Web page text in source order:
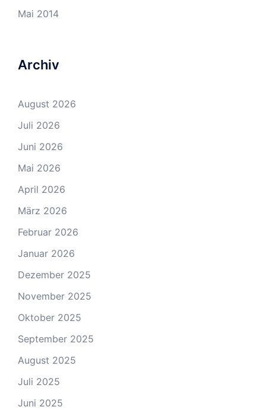
Mai 2014
Archiv
August 2026
Juli 2026
Juni 2026
Mai 2026
April 2026
März 2026
Februar 2026
Januar 2026
Dezember 2025
November 2025
Oktober 2025
September 2025
August 2025
Juli 2025
Juni 2025